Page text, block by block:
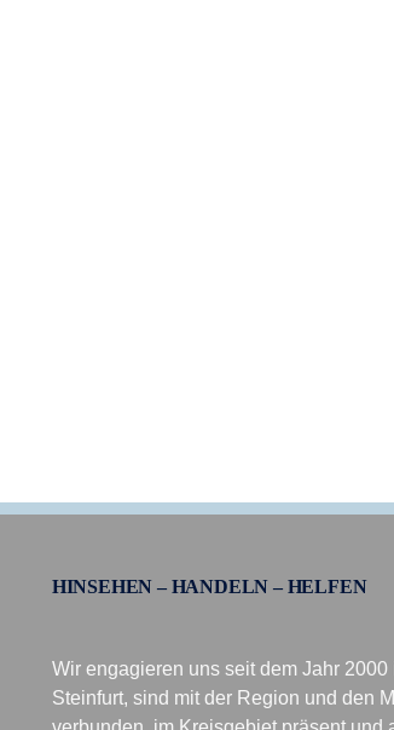
HINSEHEN – HANDELN – HELFEN
Wir engagieren uns seit dem Jahr 2000
Steinfurt, sind mit der Region und den